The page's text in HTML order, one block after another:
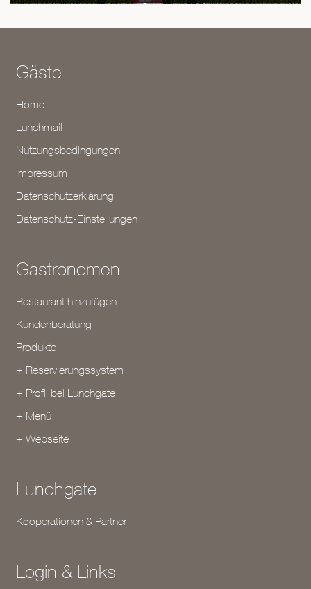
Gäste
Home
Lunchmail
Nutzungsbedingungen
Impressum
Datenschutzerklärung
Datenschutz-Einstellungen
Gastronomen
Restaurant hinzufügen
Kundenberatung
Produkte
+ Reservierungssystem
+ Profil bei Lunchgate
+ Menü
+ Webseite
Lunchgate
Kooperationen & Partner
Login & Links